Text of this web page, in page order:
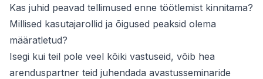
Kas juhid peavad tellimused enne töötlemist kinnitama?
Millised kasutajarollid ja õigused peaksid olema
määratletud?
Isegi kui teil pole veel kõiki vastuseid, võib hea
arenduspartner teid juhendada avastusseminaride